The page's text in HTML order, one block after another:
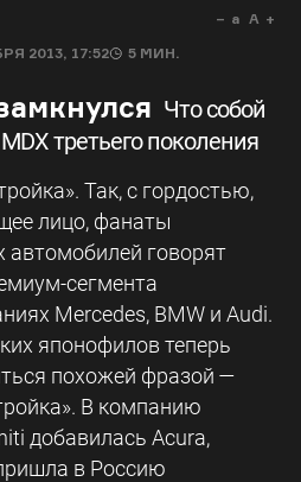
2013, 17:52 5 МИН.
a A
Что собой
третьего поколения
Так, с гордостью,
лицо, фанаты
автомобилей говорят
сегмента
Mercedes, BMW и Audi.
японофилов теперь
похожей фразой —
В компанию
добавилась Acura,
в Россию